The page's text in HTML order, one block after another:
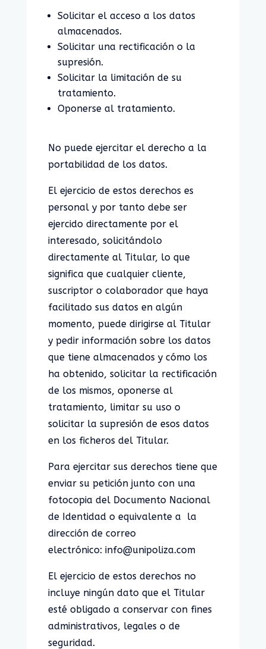
Solicitar el acceso a los datos
almacenados.
Solicitar una rectificación o la
supresión.
Solicitar la limitación de su
tratamiento.
Oponerse al tratamiento.
No puede ejercitar el derecho a la
portabilidad de los datos.
El ejercicio de estos derechos es
personal y por tanto debe ser
ejercido directamente por el
interesado, solicitándolo
directamente al Titular, lo que
significa que cualquier cliente,
suscriptor o colaborador que haya
facilitado sus datos en algún
momento, puede dirigirse al Titular
y pedir información sobre los datos
que tiene almacenados y cómo los
ha obtenido, solicitar la rectificación
de los mismos, oponerse al
tratamiento, limitar su uso o
solicitar la supresión de esos datos
en los ficheros del Titular.
Para ejercitar sus derechos tiene que
enviar su petición junto con una
fotocopia del Documento Nacional
de Identidad o equivalente a la
dirección de correo
electrónico: info@unipoliza.com
El ejercicio de estos derechos no
incluye ningún dato que el Titular
esté obligado a conservar con fines
administrativos, legales o de
seguridad.